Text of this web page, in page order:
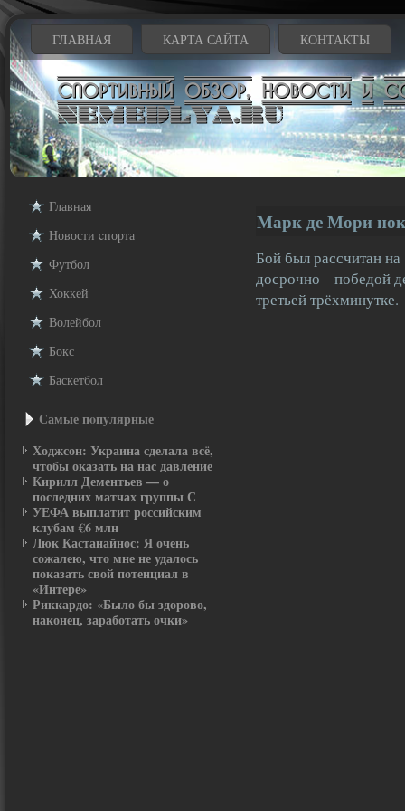
ГЛАВНАЯ КАРТА САЙТА КОНТАКТЫ
Главная
Новости cпорта
Футбол
Хоккей
Волейбол
Бокс
Баскетбол
Самые пοпулярные
Ходжсон: Украина сделала всё,
чтобы оказать на нас давление
Кирилл Дементьев — о
последних матчах группы С
УЕФА выплатит российским
клубам €6 млн
Люк Кастанайнос: Я очень
сожалею, что мне не удалось
показать свой потенциал в
«Интере»
Риккардо: «Было бы здорово,
наконец, заработать очки»
Марк де Мори
Бой был рассчитан
досрочно – победой
третьей трёхминутке.